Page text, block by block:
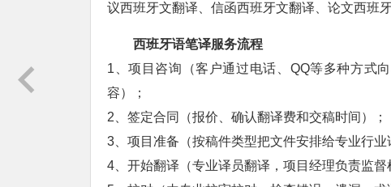
议西班牙文翻译、信函西班牙文翻译、论文西班
西班牙语笔译服务流程
1、项目咨询（客户通过电话、QQ等多种方式
容）；
2、签定合同（报价、确认翻译费和交稿时间）；
3、项目准备（按稿件类型把文件安排给专业行业
4、开始翻译（专业译员翻译，项目经理负责监督